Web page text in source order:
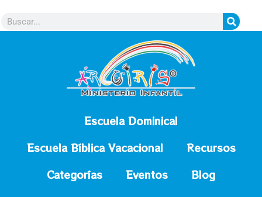
Escuela Dominical
Escuela Bíblica Vacacional
Recursos
Categorías
Eventos Blog